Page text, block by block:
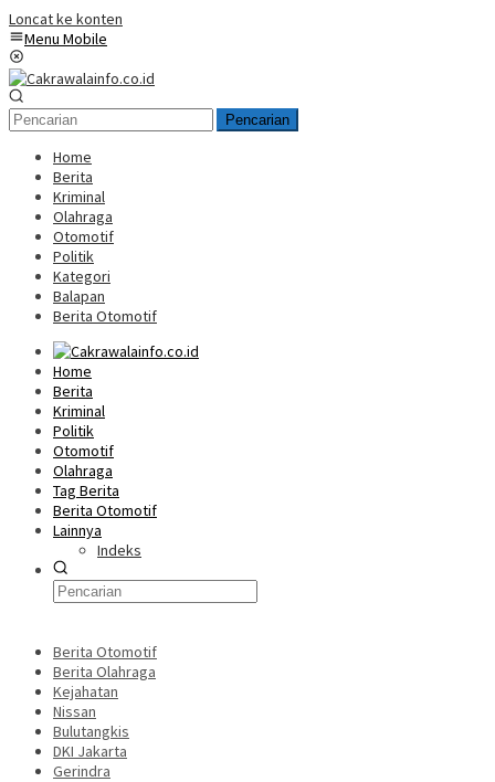
Loncat ke konten
Menu Mobile
Pencarian
Home
Berita
Kriminal
Olahraga
Otomotif
Politik
Kategori
Balapan
Berita Otomotif
Home
Berita
Kriminal
Politik
Otomotif
Olahraga
Tag Berita
Berita Otomotif
Lainnya
Indeks
Berita Otomotif
Berita Olahraga
Kejahatan
Nissan
Bulutangkis
DKI Jakarta
Gerindra